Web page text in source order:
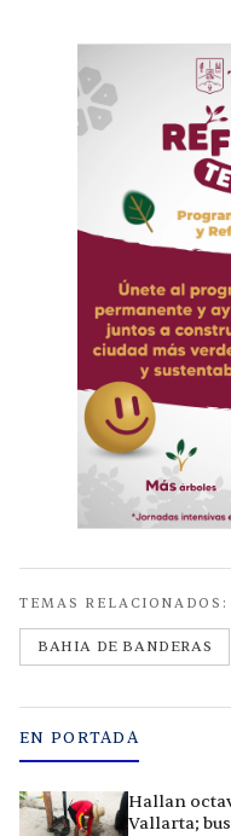
TEMAS RELACIONADOS:
BAHIA DE BANDERAS
EN PORTADA
Hallan
Vallarta;